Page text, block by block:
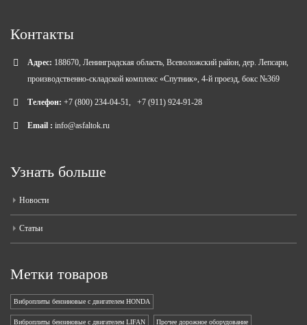
Контакты
Адрес: 188670, Ленинградская область, Всеволожский район, дер. Лепсари,
производственно-складской комплекс «Спутник», 4-й проезд, бокс №369
Телефон: +7 (800) 234-04-51, +7 (911) 924-91-28
Email : info@asfaltok.ru
Узнать больше
Новости
Статьи
Метки товаров
Виброплиты бензиновые с двигателем HONDA
Виброплиты бензиновые с двигателем LIFAN Прочее дорожное оборудование